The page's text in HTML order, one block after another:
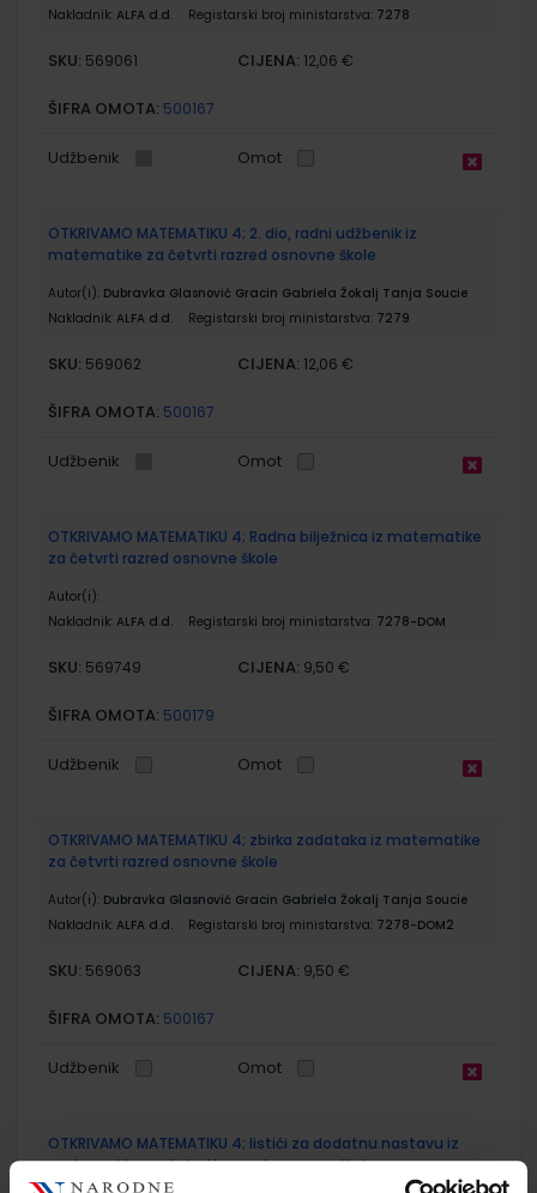
Nakladnik: ALFA d.d. Registarski broj ministarstva: 7278
SKU: 569061 CIJENA: 12,06 €
ŠIFRA OMOTA: 500167
Udžbenik Omot
OTKRIVAMO MATEMATIKU 4; 2. dio, radni udžbenik iz
matematike za četvrti razred osnovne škole
Autor(i): Dubravka Glasnović Gracin Gabriela Žokalj Tanja Soucie
Nakladnik: ALFA d.d. Registarski broj ministarstva: 7279
SKU: 569062 CIJENA: 12,06 €
ŠIFRA OMOTA: 500167
Udžbenik Omot
OTKRIVAMO MATEMATIKU 4; Radna bilježnica iz matematike
za četvrti razred osnovne škole
Autor(i):
Nakladnik: ALFA d.d. Registarski broj ministarstva: 7278-DOM
SKU: 569749 CIJENA: 9,50 €
ŠIFRA OMOTA: 500179
Udžbenik Omot
OTKRIVAMO MATEMATIKU 4; zbirka zadataka iz matematike
za četvrti razred osnovne škole
Autor(i): Dubravka Glasnović Gracin Gabriela Žokalj Tanja Soucie
Nakladnik: ALFA d.d. Registarski broj ministarstva: 7278-DOM2
SKU: 569063 CIJENA: 9,50 €
ŠIFRA OMOTA: 500167
Udžbenik Omot
OTKRIVAMO MATEMATIKU 4; listići za dodatnu nastavu iz
matematike za četvrti razred osnovne škole